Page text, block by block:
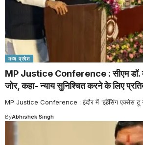
मध्य प्रदेश
MP Justice Conference : सीएम डॉ.
जोर, कहा- न्याय सुनिश्चित करने के लिए
MP Justice Conference : इंदौर में 'इंहेंसिंग एक्सेस टू
ByAbhishek Singh